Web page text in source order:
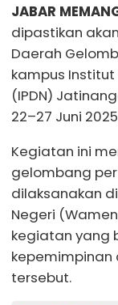
JABAR
dipastikan
Daerah
kampus
(IPDN)
22–27 Juni
Kegiatan ini
gelombang
dilaksanakan
Negeri
kegiatan yang
tersebut.